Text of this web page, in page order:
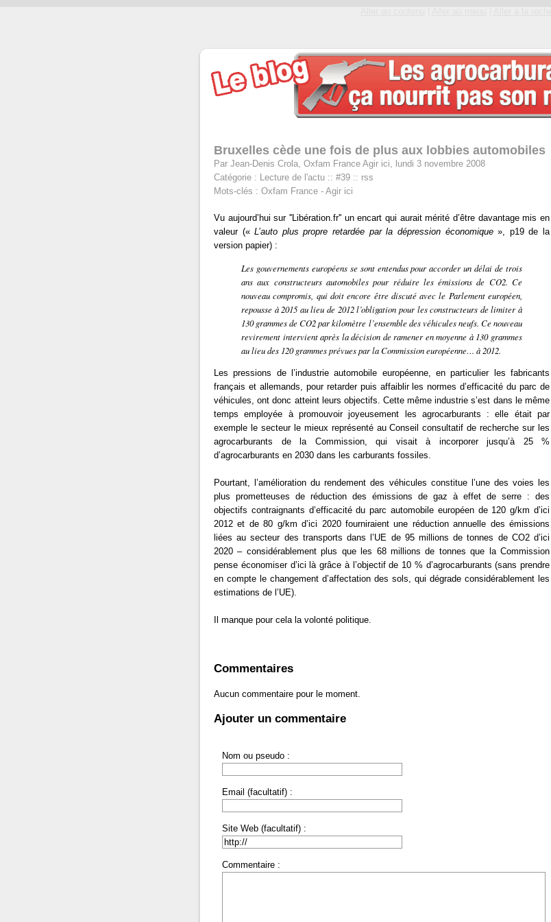
Bruxelles cède une fois de plus aux lobbies automobiles
Par Jean-Denis Crola, Oxfam France Agir ici, lundi 3 novembre 2008
Catégorie :
Lecture de l'actu :: #39 :: rss
Mots-clés : Oxfam France - Agir ici
Vu aujourd’hui sur ''Libération.fr'' un encart qui aurait mérité d’être davantage mis en
valeur («L’auto plus propre retardée par la dépression économique», p19 de la
version papier) :
Les gouvernements européens se sont entendus pour accorder un délai de trois
ans aux constructeurs automobiles pour réduire les émissions de CO2. Ce
nouveau compromis, qui doit encore être discuté avec le Parlement européen,
repousse à 2015 au lieu de 2012 l’obligation pour les constructeurs de limiter à
130 grammes de CO2 par kilomètre l’ensemble des véhicules neufs. Ce nouveau
revirement intervient après la décision de ramener en moyenne à 130 grammes
au lieu des 120 grammes prévues par la Commission européenne… à 2012.
Les pressions de l’industrie automobile européenne, en particulier les fabricants
français et allemands, pour retarder puis affaiblir les normes d’efficacité du parc de
véhicules, ont donc atteint leurs objectifs. Cette même industrie s’est dans le même
temps employée à promouvoir joyeusement les agrocarburants : elle était par
exemple le secteur le mieux représenté au Conseil consultatif de recherche sur les
agrocarburants de la Commission, qui visait à incorporer jusqu’à 25 %
d’agrocarburants en 2030 dans les carburants fossiles.
Pourtant, l’amélioration du rendement des véhicules constitue l’une des voies les
plus prometteuses de réduction des émissions de gaz à effet de serre : des
objectifs contraignants d’efficacité du parc automobile européen de 120 g/km d’ici
2012 et de 80 g/km d’ici 2020 fourniraient une réduction annuelle des émissions
liées au secteur des transports dans l’UE de 95 millions de tonnes de CO2 d’ici
2020 – considérablement plus que les 68 millions de tonnes que la Commission
pense économiser d’ici là grâce à l’objectif de 10 % d’agrocarburants (sans prendre
en compte le changement d’affectation des sols, qui dégrade considérablement les
estimations de l’UE).
Il manque pour cela la volonté politique.
Commentaires
Aucun commentaire pour le moment.
Ajouter un commentaire
Nom ou pseudo :
Email (facultatif) :
Site Web (facultatif) :
Commentaire :